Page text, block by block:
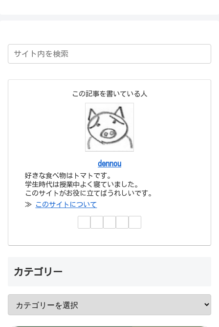
この記事を書いている人
dennou
好きな食べ物はトマトです。
学生時代は授業中よく寝ていました。
このサイトがお役に立てばうれしいです。
≫ このサイトについて
カテゴリー